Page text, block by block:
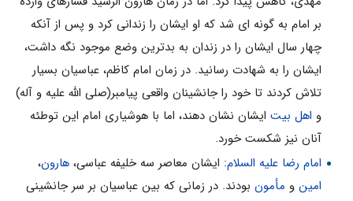
بر امام به گونه ای شد که او ایشان را زندانی کرد و پس از آنکه
چهار سال ایشان را در زندان به بدترین وضع موجود نگه داشت،
ایشان را به شهادت رسانید. در زمان امام کاظم، عباسیان بسیار
تلاش کردند تا خود را جانشینان واقعی پیامبر(صلی الله علیه و آله)
و اهل بیتایشان نشان دهند، اما با هوشیاری امام این توطئه
آنان نیز شکست خورد.
امام رضا علیه السلام: ایشان معاصر سه خلیفه عباسی، هارون،
امینو مأمونبودند. در زمانی که بین عباسیان بر سر جانشینی